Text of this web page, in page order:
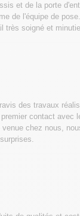
et de la porte
de l'équipe de
très soigné et
des travaux
premier contact avec
venue chez nous,